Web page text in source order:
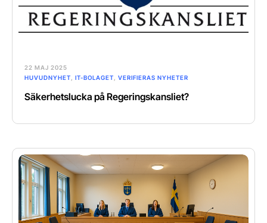
22 MAJ 2025
HUVUDNYHET
IT-BOLAGET VERIFIERAS NYHETER
Säkerhetslucka på Regeringskansliet?